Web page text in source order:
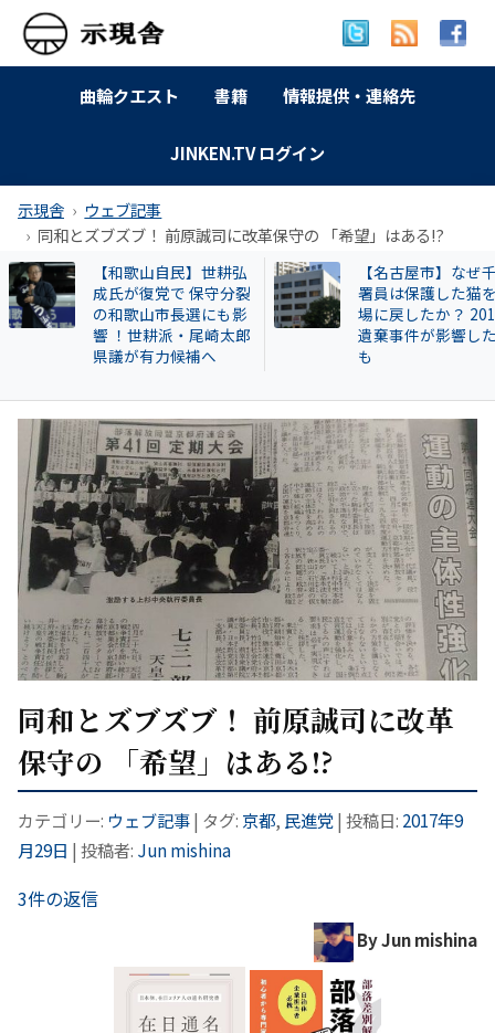
曲輪クエスト 書籍 情報提供・連絡先
JINKEN.TV ログイン
示現舎
ウェブ記事
同和とズブズブ！ 前原誠司に改革保守の 「希望」はある!?
【和歌山自民】世耕弘
成氏が復党で 保守分裂
の和歌山市長選にも影
響 ！世耕派・尾崎太郎
県議が有力候補へ
【名古屋市】なぜ
署員は保護した猫
場に戻したか？
遺棄事件が影響し
も
同和とズブズブ！ 前原誠司に改革
保守の 「希望」はある!?
カテゴリー: ウェブ記事| タグ: 京都, 民進党| 投稿日: 2017年9
月29日 | 投稿者: Jun mishina
3件の返信
By Jun mishina